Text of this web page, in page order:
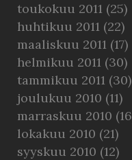
toukokuu 2011 (25)
huhtikuu 2011 (22)
maaliskuu 2011 (17)
helmikuu 2011 (30)
tammikuu 2011 (30)
joulukuu 2010 (11)
marraskuu 2010
lokakuu 2010 (21)
syyskuu 2010 (12)